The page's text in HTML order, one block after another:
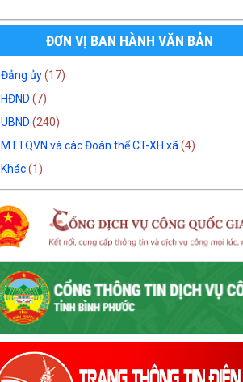
ĐƠN VỊ BAN HÀNH VĂN BẢN
Đảng ủy(17)
HĐND (7)
UBND (240)
MTTQVN và các Đoàn thể CT-XH xã (4)
Khác(1)